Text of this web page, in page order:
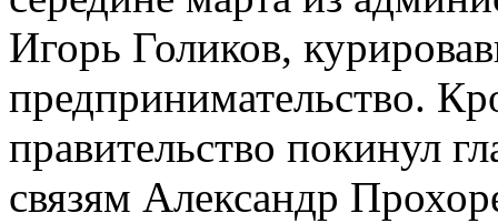
Игорь Голиков,
предпринимательство.
правительство покинул
связям Александр